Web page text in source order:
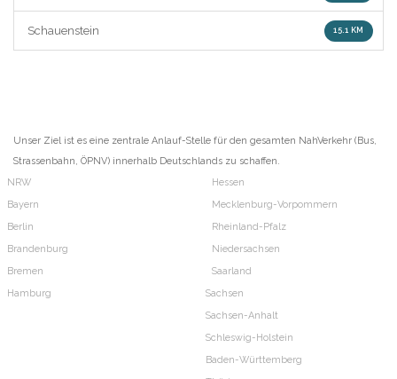
Schauenstein 15.1 KM
Unser Ziel ist es eine zentrale Anlauf-Stelle für den gesamten NahVerkehr (Bus,
Strassenbahn, ÖPNV) innerhalb Deutschlands zu schaffen.
NRW
Bayern
Berlin
Brandenburg
Bremen
Hamburg
Hessen
Mecklenburg-Vorpommern
Rheinland-Pfalz
Niedersachsen
Saarland
Sachsen
Sachsen-Anhalt
Schleswig-Holstein
Baden-Württemberg